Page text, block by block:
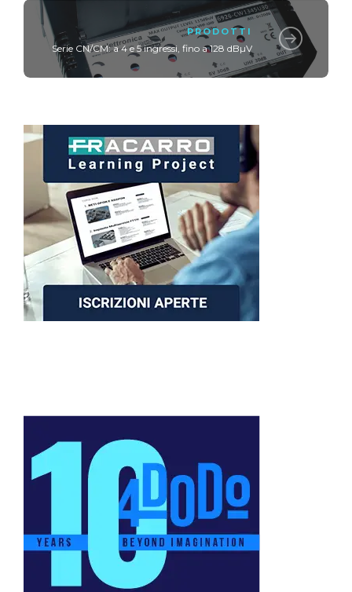
PRODOTTI
Serie CN/CM: a 4 e 5 ingressi, fino a 128 dBµV